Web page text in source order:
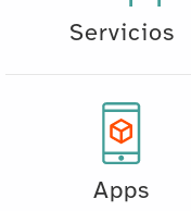
Servicios
Apps